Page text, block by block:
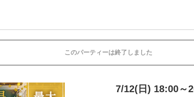
このパーティーは終了しました
7/12(日) 18:00～